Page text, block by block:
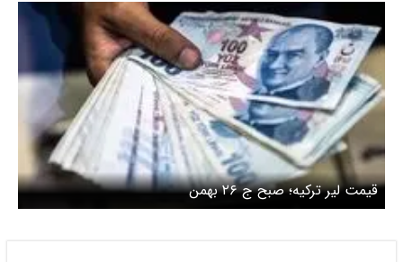
قیمت لیر ترکیه؛ صبح ج ۲۶ بهمن